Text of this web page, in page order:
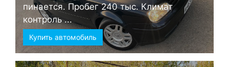
пинается. Пробег 240 тыс. Климат
контроль ...
Купить автомобиль